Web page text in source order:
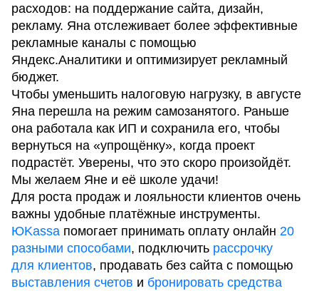
расходов: на поддержание сайта, дизайн,
рекламу. Яна отслеживает более эффективные
рекламные каналы с помощью
Яндекс.Аналитики и оптимизирует рекламный
бюджет.
Чтобы уменьшить налоговую нагрузку, в августе
Яна перешла на режим самозанятого. Раньше
она работала как ИП и сохранила его, чтобы
вернуться на «упрощёнку», когда проект
подрастёт. Уверены, что это скоро произойдёт.
Мы желаем Яне и её школе удачи!
Для роста продаж и лояльности клиентов очень
важны удобные платёжные инструменты.
ЮKassa помогает принимать оплату онлайн 20
разными способами, подключить рассрочку
для клиентов, продавать без сайта с помощью
выставления счетов и бронировать средства